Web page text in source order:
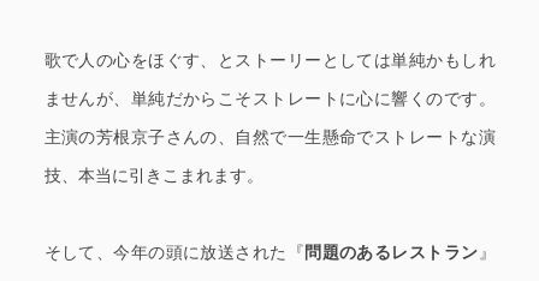
歌で人の心をほぐす、とストーリーとしては単純かもしれ
ませんが、単純だからこそストレートに心に響くのです。
主演の芳根京子さんの、自然で一生懸命でストレートな演
技、本当に引きこまれます。
そして、今年の頭に放送された『 問題のあるレストラン 』